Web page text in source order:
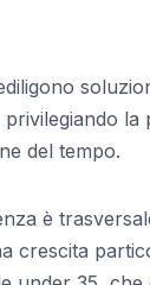
la
del tempo.
è
crescita